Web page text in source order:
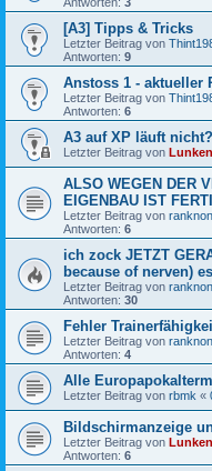
[A3] Tipps & Tricks
Letzter Beitrag von
Antworten: 9
Anstoss 1 - aktueller
Letzter Beitrag von
Antworten: 6
A3 auf XP läuft
Letzter Beitrag von
ALSO WEGEN DER
EIGENBAU IST
Letzter Beitrag von
Antworten: 6
ich zock JETZT
because of nerven)
Letzter Beitrag von
Antworten: 30
Fehler
Letzter Beitrag von
Antworten: 4
Alle
Letzter Beitrag von rbmk «
Bildschirmanzeige
Letzter Beitrag von
Antworten: 6